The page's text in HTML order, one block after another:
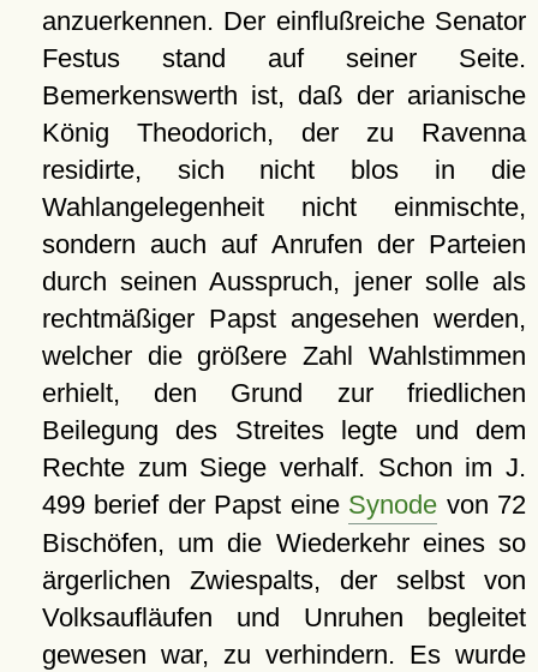
anzuerkennen. Der einflußreiche Senator
Festus stand auf seiner Seite.
Bemerkenswerth ist, daß der arianische
König Theodorich, der zu Ravenna
residirte, sich nicht blos in die
Wahlangelegenheit nicht einmischte,
sondern auch auf Anrufen der Parteien
durch seinen Ausspruch, jener solle als
rechtmäßiger Papst angesehen werden,
welcher die größere Zahl Wahlstimmen
erhielt, den Grund zur friedlichen
Beilegung des Streites legte und dem
Rechte zum Siege verhalf. Schon im J.
499 berief der Papst eine Synode von 72
Bischöfen, um die Wiederkehr eines so
ärgerlichen Zwiespalts, der selbst von
Volksaufläufen und Unruhen begleitet
gewesen war, zu verhindern. Es wurde